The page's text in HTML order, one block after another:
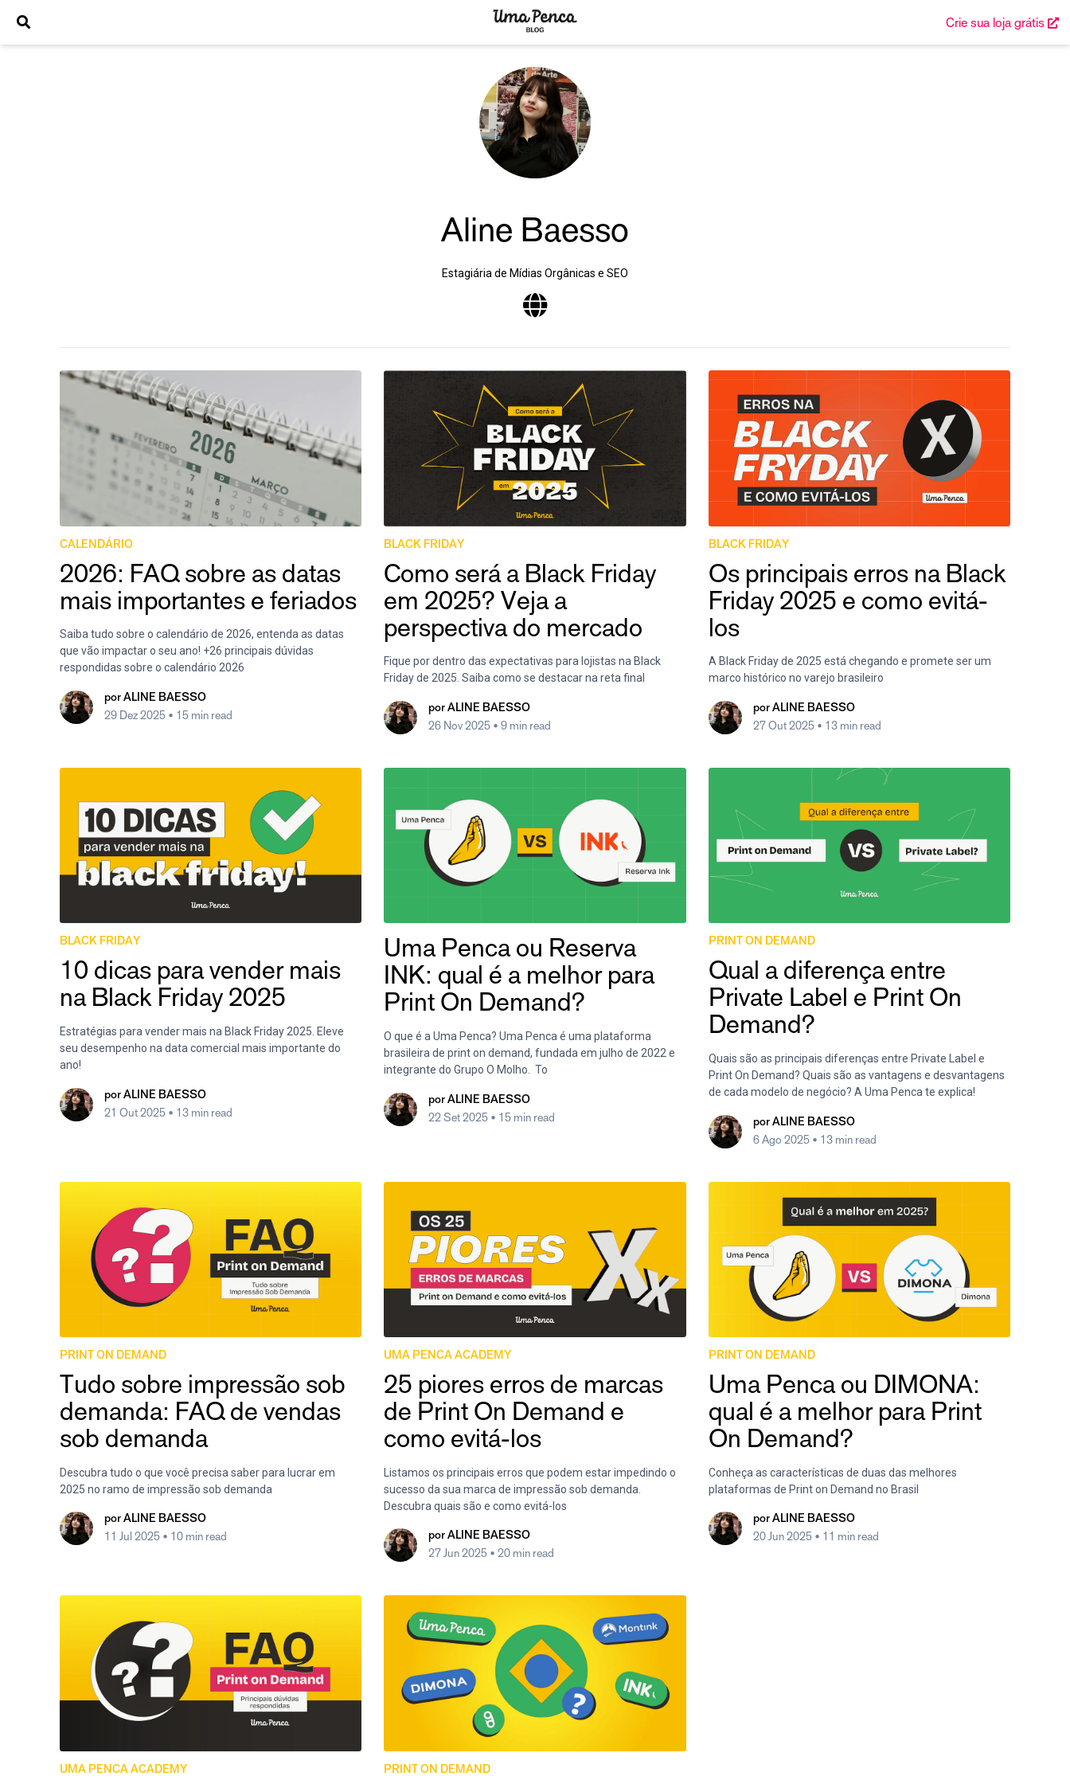
Crie sua loja grátis
Aline Baesso
Estagiária de Mídias Orgânicas e SEO
CALENDÁRIO
2026: FAQ sobre as datas
mais importantes e feriados
Saiba tudo sobre o calendário de 2026, entenda as datas
que vão impactar o seu ano! +26 principais dúvidas
respondidas sobre o calendário 2026
por ALINE BAESSO
29 Dez 2025 • 15 min read
BLACK FRIDAY
Como será a Black Friday
em 2025? Veja a
perspectiva do mercado
Fique por dentro das expectativas para lojistas na Black
Friday de 2025. Saiba como se destacar na reta final
porALINE BAESSO
26 Nov 2025 • 9 min read
BLACK FRIDAY
Os principais erros na Black
Friday 2025 e como evitá-
los
A Black Friday de 2025 está chegando e promete ser um
marco histórico no varejo brasileiro
por ALINE BAESSO
27 Out 2025 • 13 min read
BLACK FRIDAY
10 dicas para vender mais
na Black Friday 2025
Estratégias para vender mais na Black Friday 2025. Eleve
seu desempenho na data comercial mais importante do
ano!
por ALINE BAESSO
21 Out 2025 • 13 min read
Uma Penca ou Reserva
INK: qual é a melhor para
Print On Demand?
O que é a Uma Penca? Uma Penca é uma plataforma
brasileira de print on demand, fundada em julho de 2022 e
integrante do Grupo O Molho. To
porALINE BAESSO
22 Set 2025 • 15 min read
PRINT ON DEMAND
Qual a diferença entre
Private Label e Print On
Demand?
Quais são as principais diferenças entre Private Label e
Print On Demand? Quais são as vantagens e desvantagens
de cada modelo de negócio? A Uma Penca te explica!
por ALINE BAESSO
6 Ago 2025 • 13 min read
PRINT ON DEMAND
Tudo sobre impressão sob
demanda: FAQ de vendas
sob demanda
Descubra tudo o que você precisa saber para lucrar em
2025 no ramo de impressão sob demanda
por ALINE BAESSO
11 Jul 2025 • 10 min read
UMA PENCA ACADEMY
25 piores erros de marcas
de Print On Demand e
como evitá-los
Listamos os principais erros que podem estar impedindo o
sucesso da sua marca de impressão sob demanda.
Descubra quais são e como evitá-los
porALINE BAESSO
27 Jun 2025 • 20 min read
PRINT ON DEMAND
Uma Penca ou DIMONA:
qual é a melhor para Print
On Demand?
Conheça as características de duas das melhores
plataformas de Print on Demand no Brasil
por ALINE BAESSO
20 Jun 2025 • 11 min read
UMA PENCA ACADEMY PRINT ON DEMAND